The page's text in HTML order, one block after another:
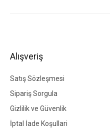
Ürün fiyatı diğer sitelerden daha
Bu ürüne benzer farklı
Alışveriş
Satış Sözleşmesi
Sipariş Sorgula
Gizlilik ve Güvenlik
İptal İade Koşullari